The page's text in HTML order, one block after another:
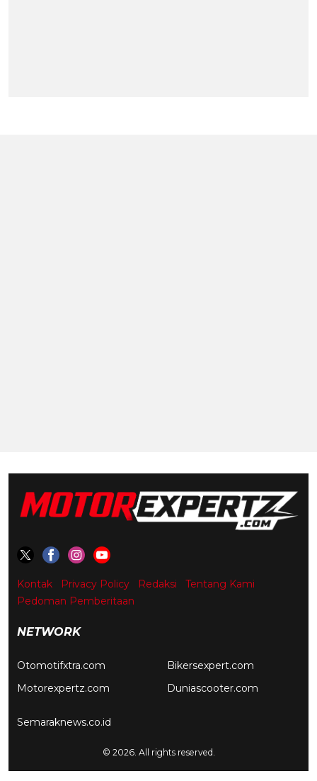
Kontak Privacy Policy Redaksi
Tentang Kami
Pedoman Pemberitaan
NETWORK
Otomotifxtra.com
Motorexpertz.com
Bikersexpert.com
Duniascooter.com
Semaraknews.co.id
© 2026. All rights reserved.